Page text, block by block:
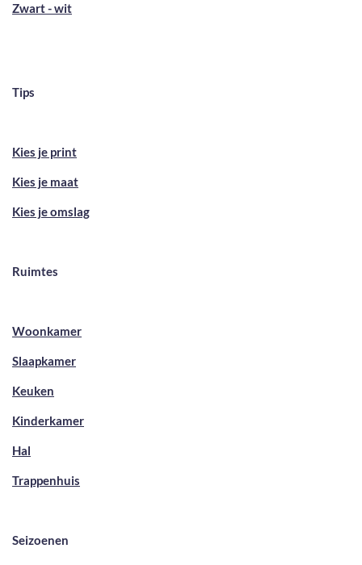
Zwart - wit
Tips
Kies je print
Kies je maat
Kies je omslag
Ruimtes
Woonkamer
Slaapkamer
Keuken
Kinderkamer
Hal
Trappenhuis
Seizoenen